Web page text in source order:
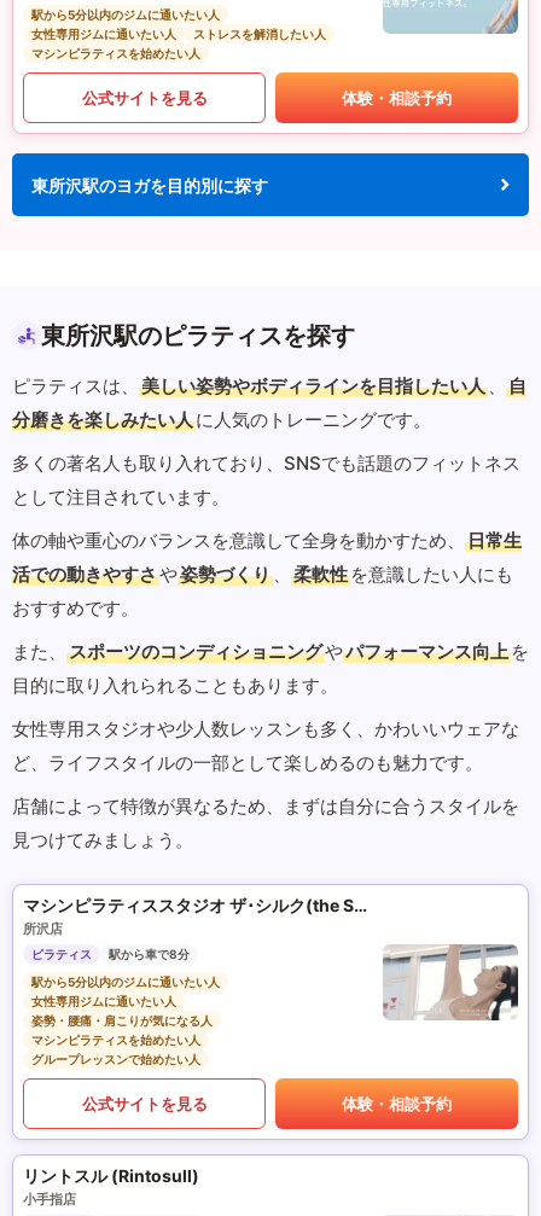
駅から5分以内のジムに通いたい人
女性専用ジムに通いたい人
ストレスを解消したい人
マシンピラティスを始めたい人
公式サイトを見る 体験・相談予約
東所沢駅のヨガを目的別に探す
東所沢駅のピラティスを探す
ピラティスは、 美しい姿勢やボディラインを目指したい人 、
自
分磨きを楽しみたい人に人気のトレーニングです。
多くの著名人も取り入れており、SNSでも話題のフィットネス
として注目されています。
体の軸や重心のバランスを意識して全身を動かすため、
日常生
活での動きやすさや姿勢づくり 、 柔軟性 を意識したい人にも
おすすめです。
また、
スポーツのコンディショニングやパフォーマンス向上 を
目的に取り入れられることもあります。
女性専用スタジオや少人数レッスンも多く、かわいいウェアな
ど、ライフスタイルの一部として楽しめるのも魅力です。
店舗によって特徴が異なるため、まずは自分に合うスタイルを
見つけてみましょう。
マシンピラティススタジオ ザ･シルク(the SILK)
所沢店
ピラティス
駅から車で8分
駅から5分以内のジムに通いたい人
女性専用ジムに通いたい人
姿勢・腰痛・肩こりが気になる人
マシンピラティスを始めたい人
グループレッスンで始めたい人
公式サイトを見る 体験・相談予約
リントスル (Rintosull)
小手指店